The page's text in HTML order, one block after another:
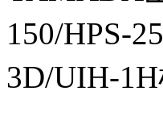
150/HPS-
3D/UIH-